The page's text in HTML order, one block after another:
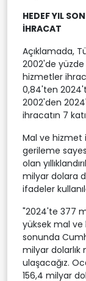
HEDEF YIL
İHRACAT
Açıklamada,
2002'de yüzde
hizmetler
0,84'ten
2002'den
ihracatın 7
Mal ve hizmet
gerileme
olan
milyar dolara
ifadeler
"2024'te 377
yüksek mal ve
sonunda
milyar
ulaşacağız.
156,4 milyar